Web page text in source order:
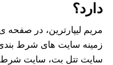
دارد؟
مریم لیپارترین، در صفحه ی
زمینه سایت های شرط
سایت تتل بت، سایت شرط